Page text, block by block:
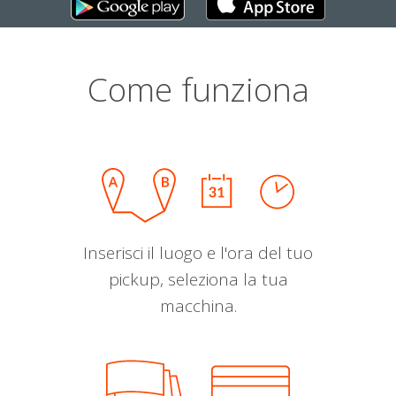
Come funziona
Inserisci il luogo e l'ora del tuo
pickup, seleziona la tua
macchina.